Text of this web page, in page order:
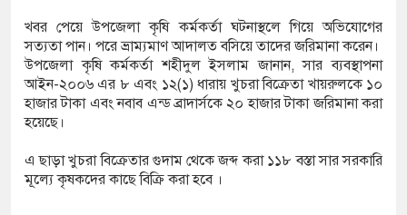
সৌজন্য সাক্ষাৎ
অভিযানে প্রবাস ফেরত ব্যক্তির মৃত্যু,
খবর পেয়ে উপজেলা কৃষি কর্মকর্তা ঘটনাস্থলে গিয়ে অভিযোগের
সত্যতা পান। পরে ভ্রাম্যমাণ আদালত বসিয়ে তাদের জরিমানা করেন।
উপজেলা কৃষি কর্মকর্তা শহীদুল ইসলাম জানান, সার ব্যবস্থাপনা
আইন-২০০৬ এর ৮ এবং ১২(১) ধারায় খুচরা বিক্রেতা খায়রুলকে ১০
হাজার টাকা এবং নবাব এন্ড ব্রাদার্সকে ২০ হাজার টাকা জরিমানা করা
হয়েছে।
এ ছাড়া খুচরা বিক্রেতার গুদাম থেকে জব্দ করা ১১৮ বস্তা সার সরকারি
মূল্যে কৃষকদের কাছে বিক্রি করা হবে ।